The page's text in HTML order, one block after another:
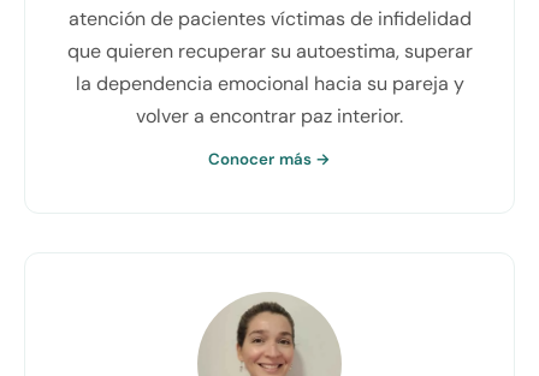
atención de pacientes víctimas de infidelidad
que quieren recuperar su autoestima, superar
la dependencia emocional hacia su pareja y
volver a encontrar paz interior.
Conocer más →